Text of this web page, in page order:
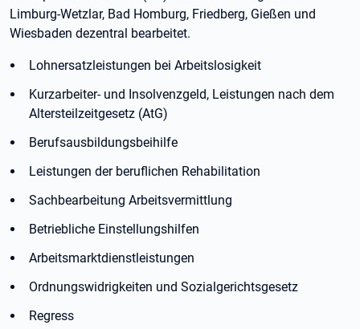
Limburg-Wetzlar, Bad Homburg, Friedberg, Gießen und
Wiesbaden dezentral bearbeitet.
Lohnersatzleistungen bei Arbeitslosigkeit
Kurzarbeiter- und Insolvenzgeld, Leistungen nach dem
Altersteilzeitgesetz (AtG)
Berufsausbildungsbeihilfe
Leistungen der beruflichen Rehabilitation
Sachbearbeitung Arbeitsvermittlung
Betriebliche Einstellungshilfen
Arbeitsmarktdienstleistungen
Ordnungswidrigkeiten und Sozialgerichtsgesetz
Regress